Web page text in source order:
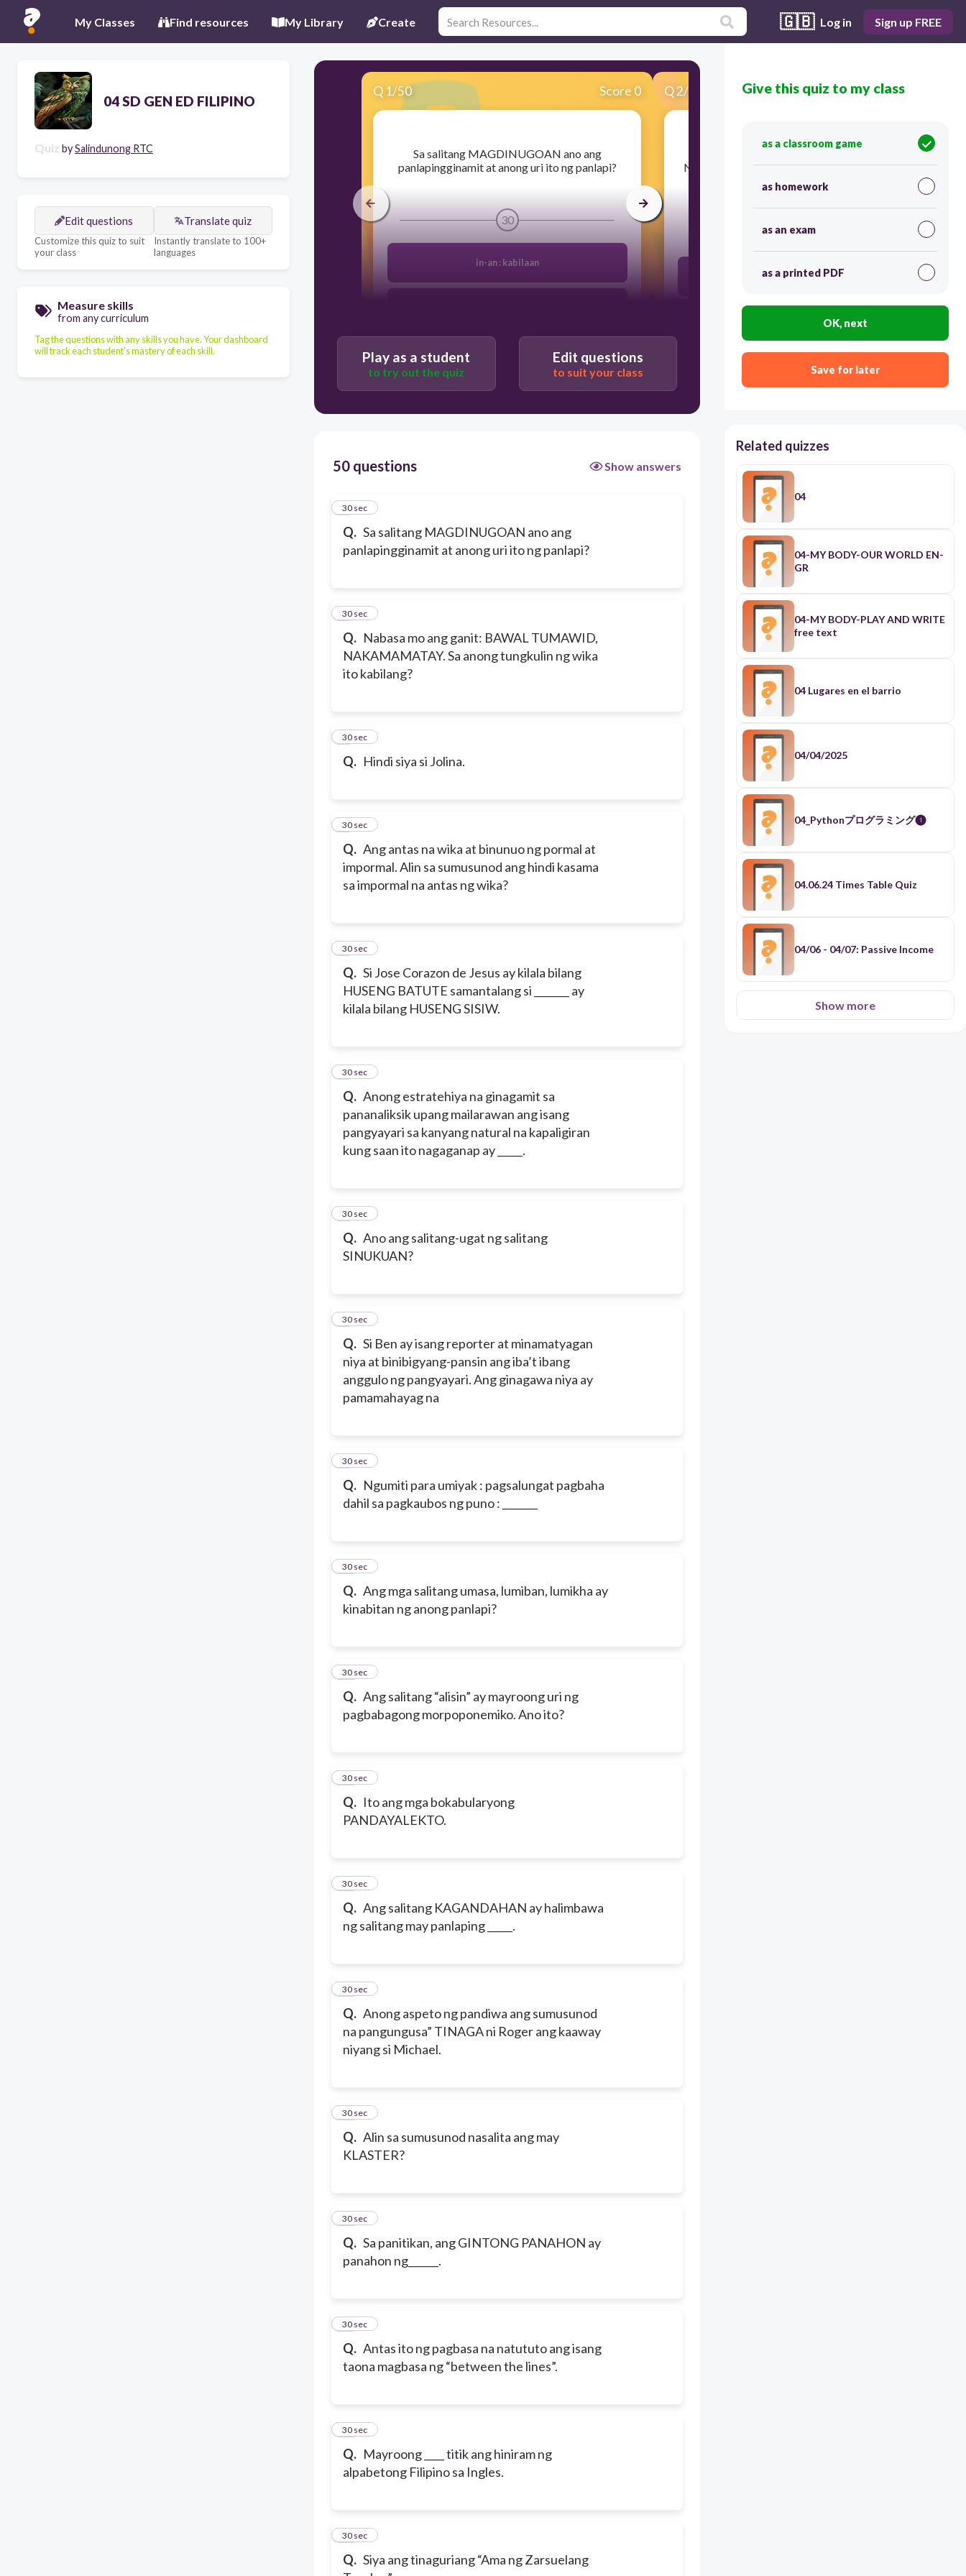
My Classes Find resources My Library Create 🇬🇧 Log in Sign up FREE
04 SD GEN ED FILIPINO
Quiz bySalindunong RTC
Edit questions
Customize this quiz to suit
your class
Translate quiz
Instantly translate to 100+
languages
Measure skills
from any curriculum
Tag the questions with any skills you have. Your dashboard
will track each student's mastery of each skill.
Q 1/50 Score 0
​Sa salitang MAGDINUGOAN ano ang
panlapingginamit at anong uri ito ng panlapi?
30
in-an : kabilaan
Q2/50 Score 0
NAKAMAMATAY. Sa anong tungkulin ng wika
ito kabilang?
30
instrumental
interaksyuan
regulatori
Play as a student
to try out the quiz
Edit questions
to suit your class
50 questions Show answers
Q. Sa salitang MAGDINUGOAN ano ang
panlapingginamit at anong uri ito ng panlapi?
1
30 sec
Q. Nabasa mo ang ganit: BAWAL TUMAWID,
NAKAMAMATAY. Sa anong tungkulin ng wika
ito kabilang?
2
30 sec
Q. Hindi siya si Jolina.
3
30 sec
Q. Ang antas na wika at binunuo ng pormal at
impormal. Alin sa sumusunod ang hindi kasama
sa impormal na antas ng wika?
4
30 sec
Q. Si Jose Corazon de Jesus ay kilala bilang
HUSENG BATUTE samantalang si _______ ay
kilala bilang HUSENG SISIW.
5
30 sec
Q. Anong estratehiya na ginagamit sa
pananaliksik upang mailarawan ang isang
pangyayari sa kanyang natural na kapaligiran
kung saan ito nagaganap ay _____.
6
30 sec
Q. Ano ang salitang-ugat ng salitang
SINUKUAN?
7
30 sec
Q. Si Ben ay isang reporter at minamatyagan
niya at binibigyang-pansin ang iba’t ibang
anggulo ng pangyayari. Ang ginagawa niya ay
pamamahayag na
8
30 sec
Q. Ngumiti para umiyak : pagsalungat pagbaha
dahil sa pagkaubos ng puno : _______
9
30 sec
Q. Ang mga salitang umasa, lumiban, lumikha ay
kinabitan ng anong panlapi?
10
30 sec
Q. Ang salitang “alisin” ay mayroong uri ng
pagbabagong morpoponemiko. Ano ito?
11
30 sec
Q. Ito ang mga bokabularyong
PANDAYALEKTO.
12
30 sec
Q. Ang salitang KAGANDAHAN ay halimbawa
ng salitang may panlaping _____.
13
30 sec
Q. Anong aspeto ng pandiwa ang sumusunod
na pangungusa” TINAGA ni Roger ang kaaway
niyang si Michael.
14
30 sec
Q. Alin sa sumusunod nasalita ang may
KLASTER?
15
30 sec
Q. Sa panitikan, ang GINTONG PANAHON ay
panahon ng______.
16
30 sec
Q. Antas ito ng pagbasa na natututo ang isang
taona magbasa ng “between the lines”.
17
30 sec
Q. Mayroong ____ titik ang hiniram ng
alpabetong Filipino sa Ingles.
18
30 sec
Q. Siya ang tinaguriang “Ama ng Zarsuelang
19
30 sec
Give this quiz to my class
as a classroom game
as homework
as an exam
as a printed PDF
OK, next
Save for later
Related quizzes
04
04-MY BODY-OUR WORLD EN-
GR
04-MY BODY-PLAY AND WRITE
free text
04 Lugares en el barrio
04/04/2025
04_Pythonプログラミング❶
04.06.24 Times Table Quiz
04/06 - 04/07: Passive Income
Show more